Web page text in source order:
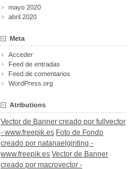
mayo 2020
abril 2020
Meta
Acceder
Feed de entradas
Feed de comentarios
WordPress.org
Atributions
Vector de Banner creado por fullvector
- www.freepik.es Foto de Fondo
creado por natanaelginting -
www.freepik.es Vector de Banner
creado por macrovector -